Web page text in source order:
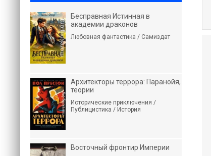
Бесправная Истинная в
академии драконов
Любовная фантастика / Самиздат
Архитекторы террора: Паранойя,
теории
Исторические приключения /
Публицистика / История
Восточный фронтир Империи